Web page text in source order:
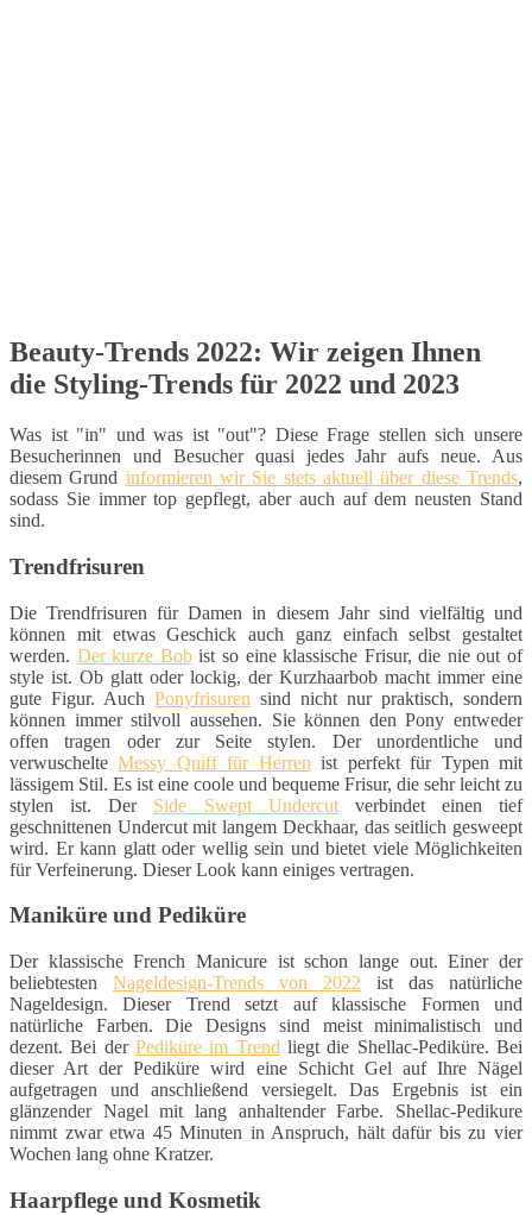
Beauty-Trends 2022: Wir zeigen Ihnen
die Styling-Trends für 2022 und 2023
Was ist "in" und was ist "out"? Diese Frage stellen sich unsere
Besucherinnen und Besucher quasi jedes Jahr aufs neue. Aus
diesem Grund informieren wir Sie stets aktuell über diese Trends,
sodass Sie immer top gepflegt, aber auch auf dem neusten Stand
sind.
Trendfrisuren
Die Trendfrisuren für Damen in diesem Jahr sind vielfältig und
können mit etwas Geschick auch ganz einfach selbst gestaltet
werden. Der kurze Bobist so eine klassische Frisur, die nie out of
style ist. Ob glatt oder lockig, der Kurzhaarbob macht immer eine
gute Figur. Auch Ponyfrisuren sind nicht nur praktisch, sondern
können immer stilvoll aussehen. Sie können den Pony entweder
offen tragen oder zur Seite stylen. Der unordentliche und
verwuschelteMessy Quiff für Herren ist perfekt für Typen mit
lässigem Stil. Es ist eine coole und bequeme Frisur, die sehr leicht zu
stylen ist. Der Side Swept Undercutverbindet einen tief
geschnittenen Undercut mit langem Deckhaar, das seitlich gesweept
wird. Er kann glatt oder wellig sein und bietet viele Möglichkeiten
für Verfeinerung. Dieser Look kann einiges vertragen.
Maniküre und Pediküre
Der klassische French Manicure ist schon lange out. Einer der
beliebtesten Nageldesign-Trends von 2022 ist das natürliche
Nageldesign. Dieser Trend setzt auf klassische Formen und
natürliche Farben. Die Designs sind meist minimalistisch und
dezent. Bei der Pediküre im Trend liegt die Shellac-Pediküre. Bei
dieser Art der Pediküre wird eine Schicht Gel auf Ihre Nägel
aufgetragen und anschließend versiegelt. Das Ergebnis ist ein
glänzender Nagel mit lang anhaltender Farbe. Shellac-Pedikure
nimmt zwar etwa 45 Minuten in Anspruch, hält dafür bis zu vier
Wochen lang ohne Kratzer.
Haarpflege und Kosmetik